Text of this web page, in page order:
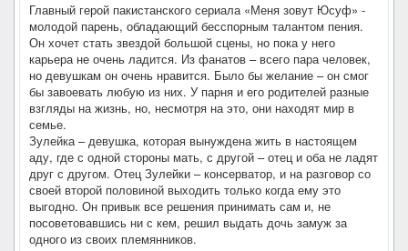
Главный герой пакистанского сериала «Меня зовут Юсуф» -
молодой парень, обладающий бесспорным талантом пения.
Он хочет стать звездой большой сцены, но пока у него
карьера не очень ладится. Из фанатов – всего пара человек,
но девушкам он очень нравится. Было бы желание – он смог
бы завоевать любую из них. У парня и его родителей разные
взгляды на жизнь, но, несмотря на это, они находят мир в
семье.
Зулейка – девушка, которая вынуждена жить в настоящем
аду, где с одной стороны мать, с другой – отец и оба не ладят
друг с другом. Отец Зулейки – консерватор, и на разговор со
своей второй половиной выходить только когда ему это
выгодно. Он привык все решения принимать сам и, не
посоветовавшись ни с кем, решил выдать дочь замуж за
одного из своих племянников.